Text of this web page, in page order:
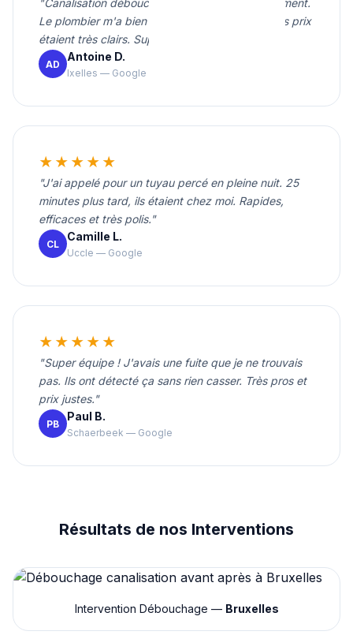
Le plombier m'a bien expliqué le problème et les prix
étaient très clairs. Super service."
AD
Antoine D.
Ixelles — Google
★★★★★
"J'ai appelé pour un tuyau percé en pleine nuit. 25
minutes plus tard, ils étaient chez moi. Rapides,
efficaces et très polis."
CL
Camille L.
Uccle — Google
★★★★★
"Super équipe ! J'avais une fuite que je ne trouvais
pas. Ils ont détecté ça sans rien casser. Très pros et
prix justes."
PB
Paul B.
Schaerbeek — Google
Résultats de nos Interventions
Intervention Débouchage — Bruxelles